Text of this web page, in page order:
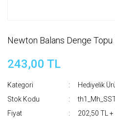
Newton Balans Denge Topu
243,00 TL
Kategori
Hediyelik
Stok Kodu
Fiyat
202,50 TL +